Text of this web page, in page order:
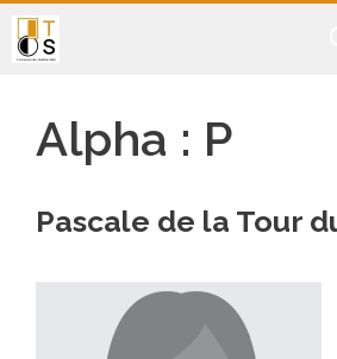
Aller
au
Alpha : P
Pascale de la Tour